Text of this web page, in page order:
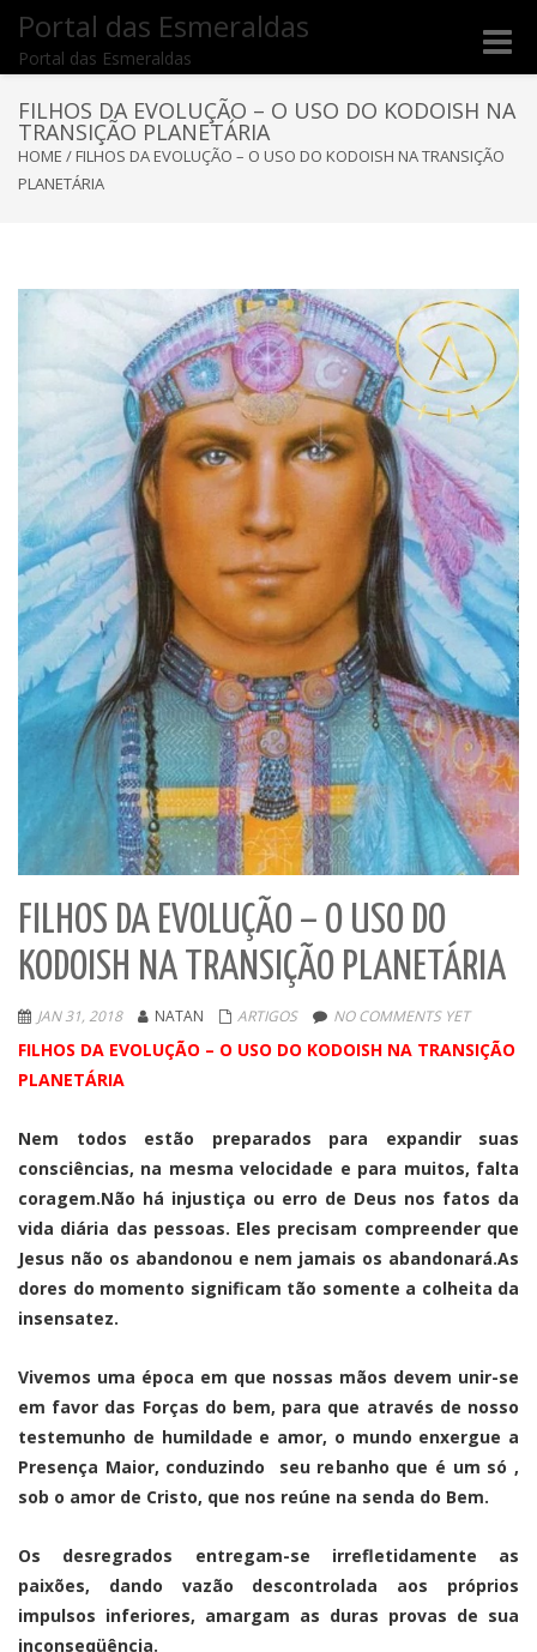
Portal das Esmeraldas
Portal das Esmeraldas
Toggle
FILHOS DA EVOLUÇÃO – O USO DO KODOISH NA
TRANSIÇÃO PLANETÁRIA
HOME / FILHOS DA EVOLUÇÃO – O USO DO KODOISH NA TRANSIÇÃO
PLANETÁRIA
FILHOS DA EVOLUÇÃO – O USO DO
KODOISH NA TRANSIÇÃO PLANETÁRIA
JAN 31, 2018 NATAN ARTIGOS NO COMMENTS YET
FILHOS DA EVOLUÇÃO – O USO DO KODOISH NA TRANSIÇÃO
PLANETÁRIA
Nem todos estão preparados para expandir suas
consciências, na mesma velocidade e para muitos, falta
coragem.Não há injustiça ou erro de Deus nos fatos da
vida diária das pessoas. Eles precisam compreender que
Jesus não os abandonou e nem jamais os abandonará.As
dores do momento significam tão somente a colheita da
insensatez.
Vivemos uma época em que nossas mãos devem unir-se
em favor das Forças do bem, para que através de nosso
testemunho de humildade e amor, o mundo enxergue a
Presença Maior, conduzindo seu rebanho que é um só ,
sob o amor de Cristo, que nos reúne na senda do Bem.
Os desregrados entregam-se irrefletidamente as
paixões, dando vazão descontrolada aos próprios
impulsos inferiores, amargam as duras provas de sua
inconseqüência.